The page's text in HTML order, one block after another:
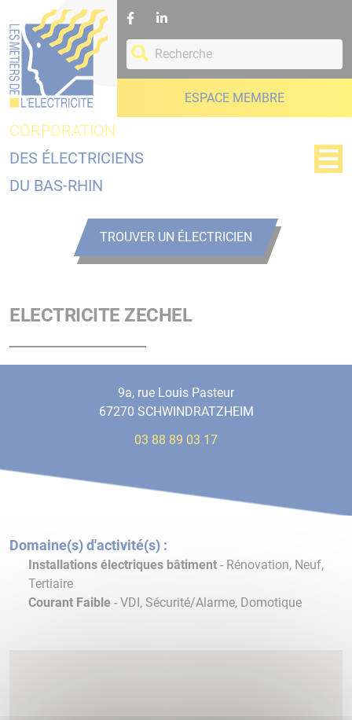
ESPACE MEMBRE
CORPORATION
DES ÉLECTRICIENS
DU BAS-RHIN
TROUVER UN ÉLECTRICIEN
ELECTRICITE ZECHEL
9a, rue Louis Pasteur
67270 SCHWINDRATZHEIM
03 88 89 03 17
Domaine(s) d'activité(s) :
Installations électriques bâtiment - Rénovation, Neuf,
Tertiaire
Courant Faible - VDI, Sécurité/Alarme, Domotique
Panneau de gestion des cookies